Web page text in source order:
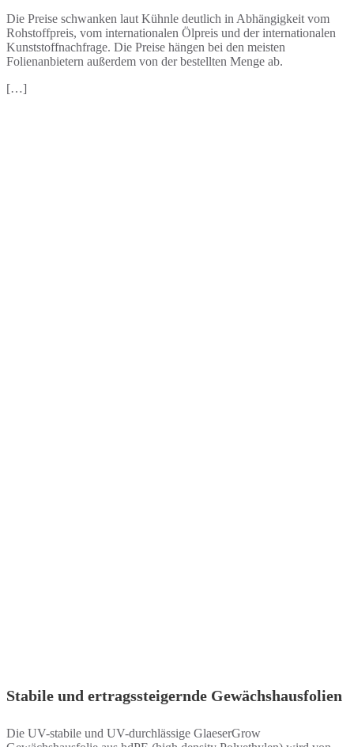
Die Preise schwanken laut Kühnle deutlich in Abhängigkeit vom
Rohstoffpreis, vom internationalen Ölpreis und der internationalen
Kunststoffnachfrage. Die Preise hängen bei den meisten
Folienanbietern außerdem von der bestellten Menge ab.
[…]
Stabile und ertragssteigernde Gewächshausfolien
Die UV-stabile und UV-durchlässige GlaeserGrow